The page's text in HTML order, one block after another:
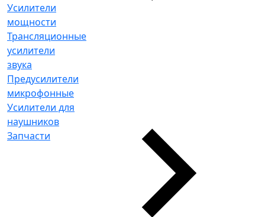
Усилители
мощности
Трансляционные
усилители
звука
Предусилители
микрофонные
Усилители для
наушников
Запчасти